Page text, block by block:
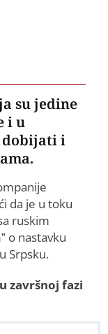
su jedine
i u
dobijati i
da je u toku
ruskim
o nastavku
Srpsku.
završnoj fazi